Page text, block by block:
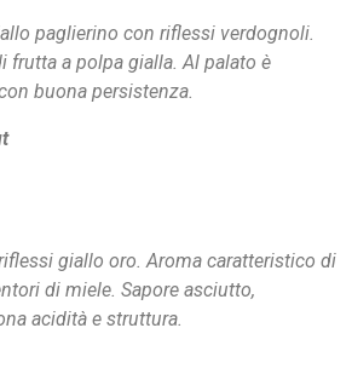
paglierino con riflessi verdognoli.
frutta a polpa gialla. Al palato è
buona persistenza.
giallo oro. Aroma caratteristico di
di miele. Sapore asciutto,
acidità e struttura.